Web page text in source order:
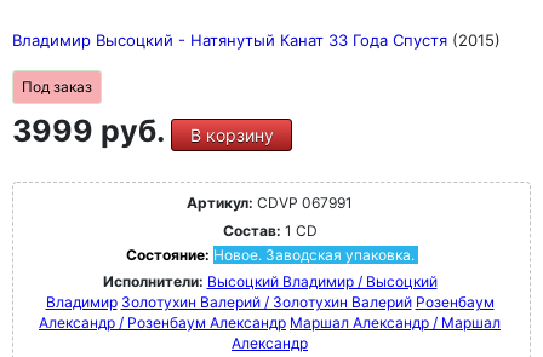
Владимир Высоцкий - Натянутый Канат 33 Года Спустя (2015)
Под заказ
3999 руб. В корзину
Артикул: CDVP 067991
Состав: 1 CD
Состояние: Новое. Заводская упаковка.
Исполнители: Высоцкий Владимир / Высоцкий
Владимир Золотухин Валерий / Золотухин Валерий Розенбаум
Александр / Розенбаум Александр Маршал Александр / Маршал
Александр